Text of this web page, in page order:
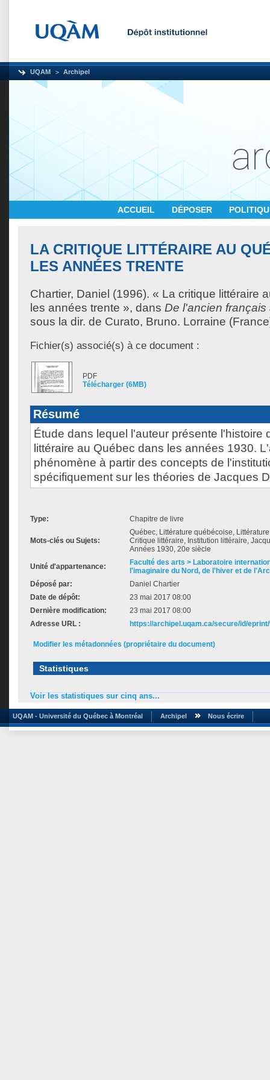
UQAM Archipel
ACCUEIL DÉPOSER
LA CRITIQUE LITTÉRAIRE AU
LES ANNÉES TRENTE
Chartier, Daniel (1996). « La critique littéraire
les années trente », dans De l'ancien
sous la dir. de Curato, Bruno. Lorraine
Fichier(s) associé(s) à ce document :
PDF
Télécharger (6MB)
Résumé
Étude dans lequel l'auteur présente l'histoire
littéraire au Québec dans les années 1930.
phénomène à partir des concepts de
spécifiquement sur les théories de Jacques
Type: Chapitre de livre
Mots-clés ou Sujets:
Québec, Littérature québécoise,
Critique littéraire, Institution littéraire,
Années 1930, 20e siècle
Unité d'appartenance:
Faculté des arts > Laboratoire
l'imaginaire du Nord, de l'hiver et de
Déposé par:
Daniel Chartier
Date de dépôt:
23 mai 2017 08:00
Dernière modification:
23 mai 2017 08:00
Adresse URL :
https://archipel.uqam.ca/secure/id/
Modifier les métadonnées (propriétaire du document)
Statistiques
Voir les statistiques sur cinq ans...
UQAM - Université du Québec à Montréal Archipel Nous écrire